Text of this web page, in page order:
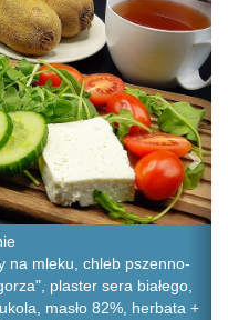
na mleku, chleb pszenno-
plaster sera białego,
masło 82%, herbata +